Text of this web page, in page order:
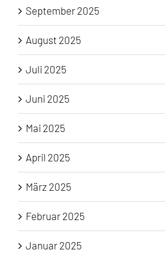
September 2025
August 2025
Juli 2025
Juni 2025
Mai 2025
April 2025
März 2025
Februar 2025
Januar 2025